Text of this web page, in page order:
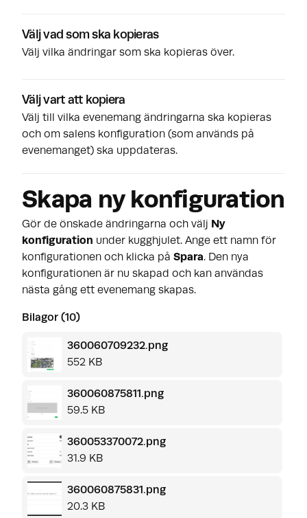
Välj vad som ska kopieras
Välj vilka ändringar som ska kopieras över.
Välj vart att kopiera
Välj till vilka evenemang ändringarna ska kopieras
och om salens konfiguration (som används på
evenemanget) ska uppdateras.
Skapa ny konfiguration
Gör de önskade ändringarna och välj Ny
konfiguration under kugghjulet. Ange ett namn för
konfigurationen och klicka på Spara. Den nya
konfigurationen är nu skapad och kan användas
nästa gång ett evenemang skapas.
Bilagor (10)
360060709232.png
552 KB
360060875811.png
59.5 KB
360053370072.png
31.9 KB
360060875831.png
20.3 KB